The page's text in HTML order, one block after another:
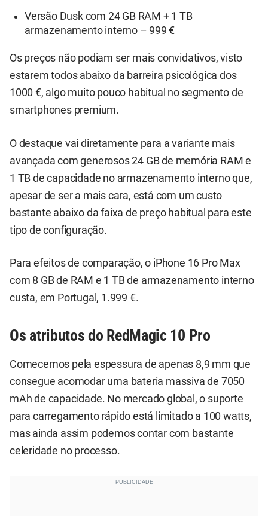
Versão Dusk com 24 GB RAM + 1 TB
armazenamento interno – 999 €
Os preços não podiam ser mais convidativos, visto
estarem todos abaixo da barreira psicológica dos
1000 €, algo muito pouco habitual no segmento de
smartphones premium.
O destaque vai diretamente para a variante mais
avançada com generosos 24 GB de memória RAM e
1 TB de capacidade no armazenamento interno que,
apesar de ser a mais cara, está com um custo
bastante abaixo da faixa de preço habitual para este
tipo de configuração.
Para efeitos de comparação, o iPhone 16 Pro Max
com 8 GB de RAM e 1 TB de armazenamento interno
custa, em Portugal, 1.999 €.
Os atributos do RedMagic 10 Pro
Comecemos pela espessura de apenas 8,9 mm que
consegue acomodar uma bateria massiva de 7050
mAh de capacidade. No mercado global, o suporte
para carregamento rápido está limitado a 100 watts,
mas ainda assim podemos contar com bastante
celeridade no processo.